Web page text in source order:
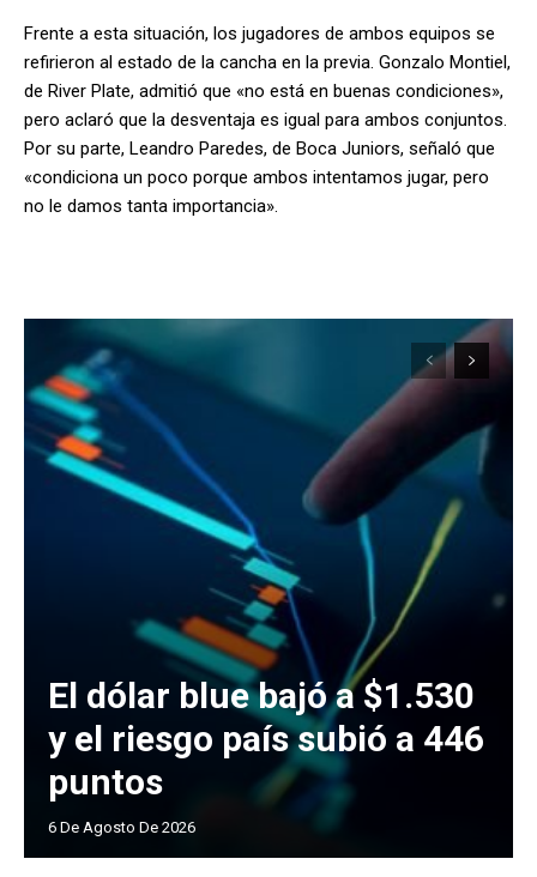
Frente a esta situación, los jugadores de ambos equipos se
refirieron al estado de la cancha en la previa. Gonzalo Montiel,
de River Plate, admitió que «no está en buenas condiciones»,
pero aclaró que la desventaja es igual para ambos conjuntos.
Por su parte, Leandro Paredes, de Boca Juniors, señaló que
«condiciona un poco porque ambos intentamos jugar, pero
no le damos tanta importancia».
El dólar blue bajó a $1.530
y el riesgo país subió a 446
puntos
6 De Agosto De 2026